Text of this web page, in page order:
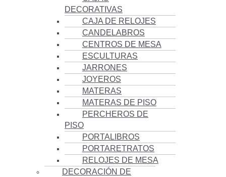
DECORATIVAS
CAJA DE RELOJES
CANDELABROS
CENTROS DE MESA
ESCULTURAS
JARRONES
JOYEROS
MATERAS
MATERAS DE PISO
PERCHEROS DE
PISO
PORTALIBROS
PORTARETRATOS
RELOJES DE MESA
DECORACIÓN DE